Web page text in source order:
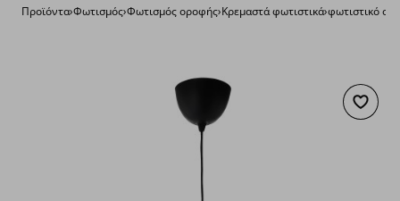
Προϊόντα›Φωτισμός›Φωτισμός οροφής›Κρεμαστά φωτιστικά›φωτιστικό